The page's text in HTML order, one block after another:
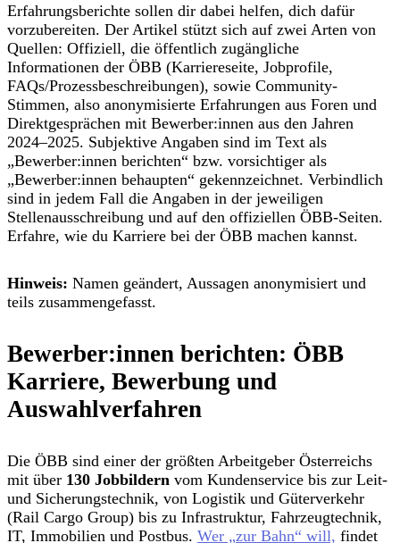
Erfahrungsberichte sollen dir dabei helfen, dich dafür
vorzubereiten. Der Artikel stützt sich auf zwei Arten von
Quellen: Offiziell, die öffentlich zugängliche
Informationen der ÖBB (Karriereseite, Jobprofile,
FAQs/Prozessbeschreibungen), sowie Community-
Stimmen, also anonymisierte Erfahrungen aus Foren und
Direktgesprächen mit Bewerber:innen aus den Jahren
2024–2025. Subjektive Angaben sind im Text als
„Bewerber:innen berichten“ bzw. vorsichtiger als
„Bewerber:innen behaupten“ gekennzeichnet. Verbindlich
sind in jedem Fall die Angaben in der jeweiligen
Stellenausschreibung und auf den offiziellen ÖBB-Seiten.
Erfahre, wie du Karriere bei der ÖBB machen kannst.
Hinweis: Namen geändert, Aussagen anonymisiert und
teils zusammengefasst.
Bewerber:innen berichten: ÖBB
Karriere, Bewerbung und
Auswahlverfahren
Die ÖBB sind einer der größten Arbeitgeber Österreichs
mit über 130 Jobbildern vom Kundenservice bis zur Leit-
und Sicherungstechnik, von Logistik und Güterverkehr
(Rail Cargo Group) bis zu Infrastruktur, Fahrzeugtechnik,
IT, Immobilien und Postbus. Wer „zur Bahn“ will, findet